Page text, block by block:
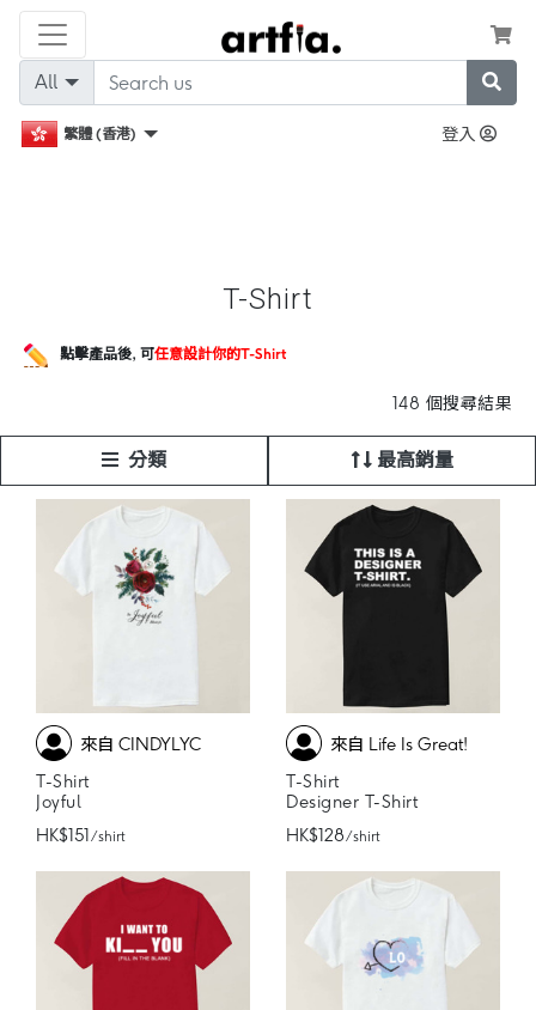
All
繁體 (香港) 登入
T-Shirt
點擊產品後, 可任意設計你的T-Shirt
148 個搜尋結果
分類 最高銷量
來自 CINDYLYC
T-Shirt
Joyful
HK$151/ shirt
來自 Life Is Great!
T-Shirt
Designer T-Shirt
HK$128/ shirt